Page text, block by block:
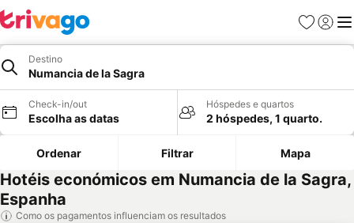
Favoritos
Iniciar
Destino
Numancia de la Sagra
Check-in/out
Escolha as datas
Hóspedes e quartos
2 hóspedes, 1 quarto.
Ordenar Filtrar Mapa
Hotéis económicos em Numancia de la Sagra,
Espanha
Como os pagamentos influenciam os resultados